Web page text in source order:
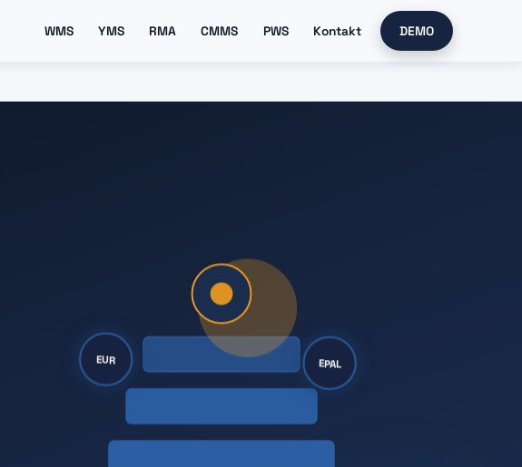
WMS YMS RMA CMMS PWS Kontakt DEMO
EUR EPAL